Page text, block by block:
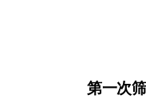
第一次